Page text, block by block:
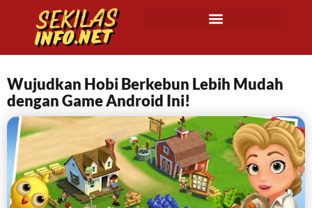
Wujudkan Hobi Berkebun Lebih Mudah
dengan Game Android Ini!